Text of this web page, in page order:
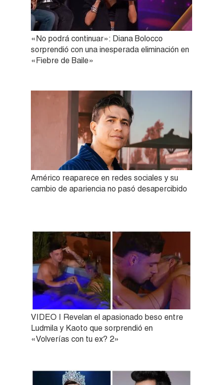
«No podrá continuar»: Diana Bolocco
sorprendió con una inesperada eliminación en
«Fiebre de Baile»
Américo reaparece en redes sociales y su
cambio de apariencia no pasó desapercibido
VIDEO | Revelan el apasionado beso entre
Ludmila y Kaoto que sorprendió en
«Volverías con tu ex? 2»